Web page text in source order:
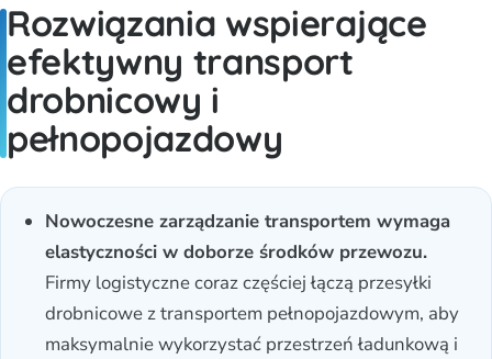
Rozwiązania wspierające
efektywny transport
drobnicowy i
pełnopojazdowy
Nowoczesne zarządzanie transportem wymaga
elastyczności w doborze środków przewozu.
Firmy logistyczne coraz częściej łączą przesyłki
drobnicowe z transportem pełnopojazdowym, aby
maksymalnie wykorzystać przestrzeń ładunkową i